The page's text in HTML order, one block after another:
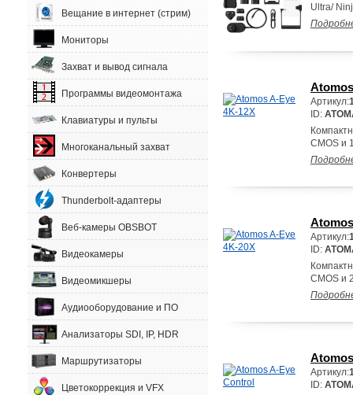
Вещание в интернет (стрим)
Мониторы
Захват и вывод сигнала
Программы видеомонтажа
Клавиатуры и пульты
Многоканальный захват
Конвертеры
Thunderbolt-адаптеры
Веб-камеры OBSBOT
Видеокамеры
Видеомикшеры
Аудиооборудование и ПО
Анализаторы SDI, IP, HDR
Маршрутизаторы
Цветокоррекция и VFX
Ultra/
Артикул:
ID:
CMOS и
Артикул:
ID:
CMOS и
Артикул:
ID: